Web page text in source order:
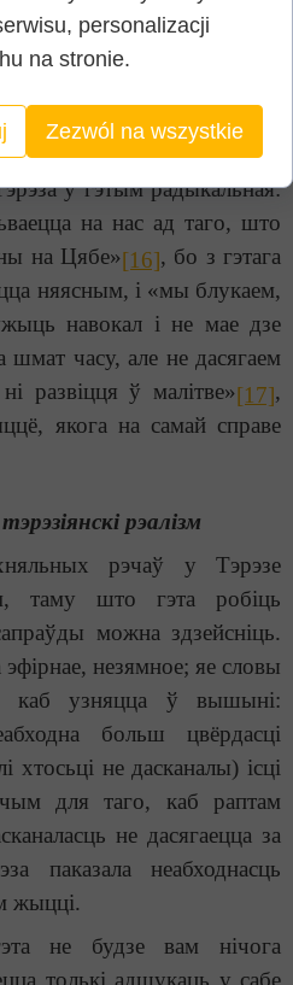
жыццё для мяне — гэта
айцец Томас Альварэс,
якая існуе паміж Ім і
ад Ягонага жыцця — гэта
ў гэтым радыкальная:
на нас ад таго, што
на Цябе»[16], бо з гэтага
няясным, і «мы блукаем,
навокал і не мае дзе
шмат часу, але не дасягаем
развіцця ў малітве»[17],
якога на самай справе
тэрэзіянскі рэалізм
рэчаў у Тэрэзе
таму што гэта робіць
можна здзейсніць.
незямное; яе словы
каб узняцца ў вышыні:
больш цвёрдасці
не дасканалы) ісці
для таго, каб раптам
не дасягаецца за
паказала неабходнасць
жыцці.
не будзе вам нічога
personalizacji
na stronie.
Zezwól na wszystkie